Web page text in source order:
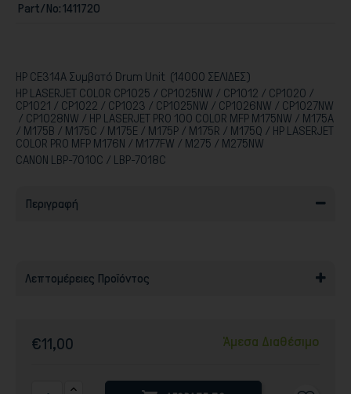
Παιχνίδια
Part/No:1411720
HP CE314A Συμβατό Drum Unit (14000 ΣΕΛΙΔΕΣ)
HP LASERJET COLOR CP1025 / CP1025NW / CP1012 / CP1020 /
CP1021 / CP1022 / CP1023 / CP1025NW / CP1026NW / CP1027NW
/ CP1028NW / HP LASERJET PRO 100 COLOR MFP M175NW / M175A
/ M175B / M175C / M175E / M175P / M175R / M175Q / HP LASERJET
COLOR PRO MFP M176N / M177FW / M275 / M275NW
CANON LBP-7010C / LBP-7018C
Περιγραφή
Λεπτομέρειες Προϊόντος
€11,00 Άμεσα Διαθέσιμο